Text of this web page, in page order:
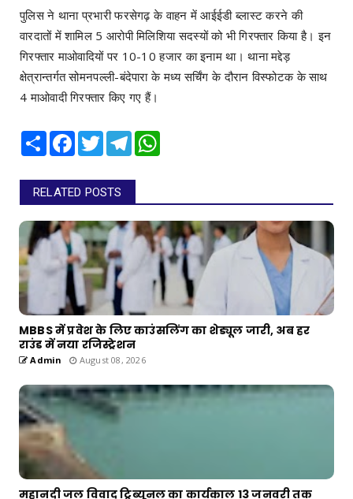
पुलिस ने थाना प्रभारी फरसेगढ़ के वाहन में आईईडी ब्लास्ट करने की
वारदातों में शामिल 5 आरोपी मिलिशिया सदस्यों को भी गिरफ्तार किया है। इन
गिरफ्तार माओवादियों पर 10-10 हजार का इनाम था। थाना मद्देड़
क्षेत्रान्तर्गत सोमनपल्ली-बंदेपारा के मध्य सर्चिंग के दौरान विस्फोटक के साथ
4 माओवादी गिरफ्तार किए गए हैं।
Share Facebook
TwitterTelegram
RELATED POSTS
MBBS में प्रवेश के लिए काउंसलिंग का शेड्यूल जारी, अब हर
राउंड में नया रजिस्ट्रेशन
Admin August 08, 2026
महानदी जल विवाद ट्रिब्यूनल का कार्यकाल 13 जनवरी तक